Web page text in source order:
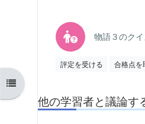
コースインデックスを開く
物語３のク
評定を受ける 合格点を
他の学習者と議論す